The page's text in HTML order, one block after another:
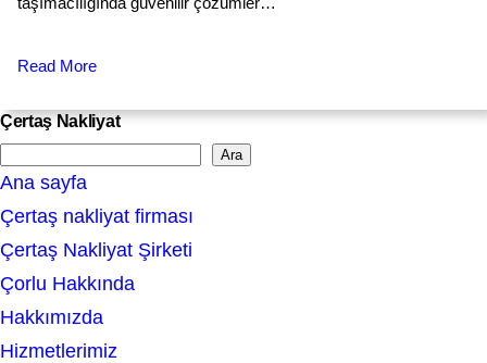
Read More
Çertaş Nakliyat
e
a
r
c
h
Ara
Ana sayfa
Çertaş nakliyat firması
Çertaş Nakliyat Şirketi
Çorlu Hakkında
Hakkımızda
Hizmetlerimiz